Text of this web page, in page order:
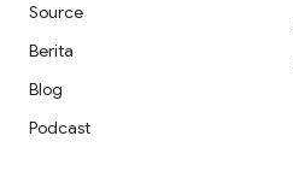
Source
Berita
Blog
Podcast